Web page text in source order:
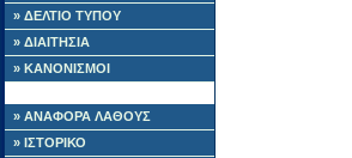
» ΔΕΛΤΙΟ ΤΥΠΟΥ
» ΔΙΑΙΤΗΣΙΑ
» ΚΑΝΟΝΙΣΜΟΙ
» ΑΝΑΦΟΡΑ ΛΑΘΟΥΣ
» ΙΣΤΟΡΙΚΟ